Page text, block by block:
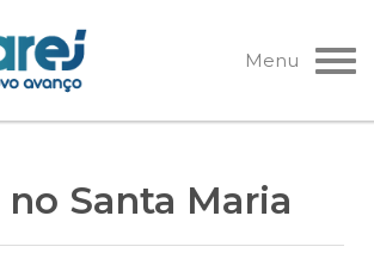
Menu
no Santa Maria